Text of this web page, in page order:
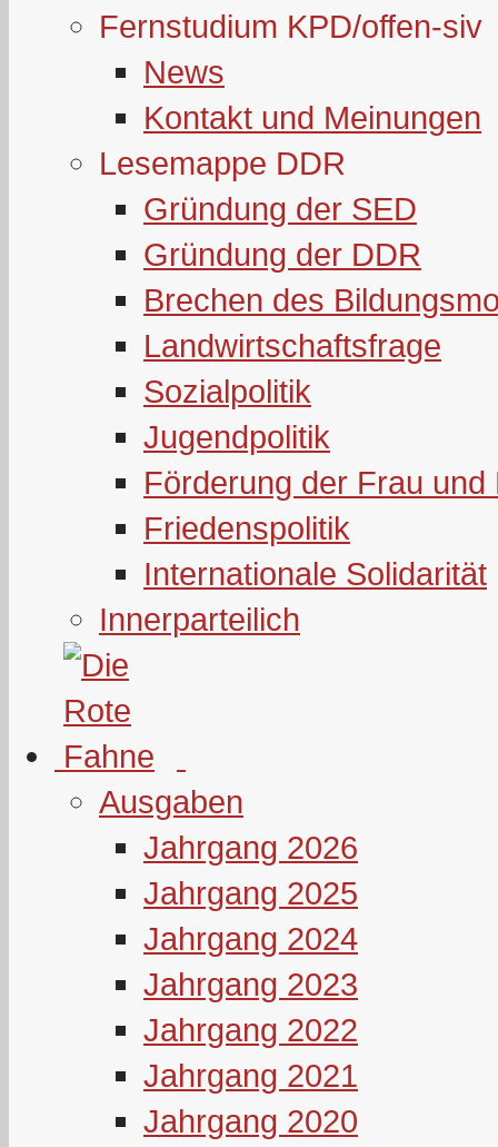
Fernstudium KPD/offen-siv
News
Kontakt und Meinungen
Lesemappe DDR
Gründung der SED
Gründung der DDR
Brechen des
Landwirtschaftsfrage
Sozialpolitik
Jugendpolitik
Förderung der Frau und
Friedenspolitik
Internationale Solidarität
Innerparteilich
Ausgaben
Jahrgang 2026
Jahrgang 2025
Jahrgang 2024
Jahrgang 2023
Jahrgang 2022
Jahrgang 2021
Jahrgang 2020